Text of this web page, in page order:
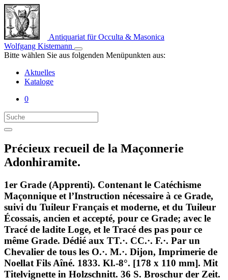
Antiquariat für Occulta & Masonica
Wolfgang Kistemann
Bitte wählen Sie aus folgenden Menüpunkten aus:
Aktuelles
Kataloge
0
Précieux recueil de la Maçonnerie
Adonhiramite.
1er Grade (Apprenti). Contenant le Catéchisme
Maçonnique et l’Instruction nécessaire à ce Grade,
suivi du Tuileur Français et moderne, et du Tuileur
Écossais, ancien et accepté, pour ce Grade; avec le
Tracé de ladite Loge, et le Tracé des pas pour ce
même Grade. Dédié aux TT.·. CC.·. F.·. Par un
Chevalier de tous les O.·. M.·. Dijon, Imprimerie de
Noellat Fils Aîné. 1833. Kl.-8°. [178 x 110 mm]. Mit
Titelvignette in Holzschnitt. 36 S. Broschur der Zeit.